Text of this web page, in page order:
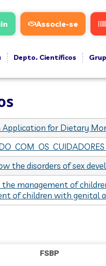
Associe-se
Depto. Científicos
Application for Dietary
COM OS CUIDADORES
the disorders of sex
management of
of children with genital
FSBP